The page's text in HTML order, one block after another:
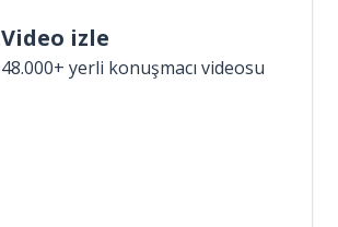
Video izle
48.000+ yerli konuşmacı videosu